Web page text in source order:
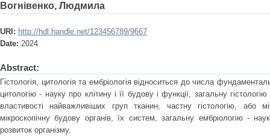
Вогнівенко, Людмила
URI: http://hdl.handle.net/123456789/9667
Date: 2024
Abstract:
Гістологія, цитологія та ембріологія відноситься до числа
цитологію - науку про клітину і її будову і функції, загальну
властивості найважливіших груп тканин, частну гістологію, або
мікроскопічну будову органів, їх систем, загальну ембріологію -
розвиток організму.